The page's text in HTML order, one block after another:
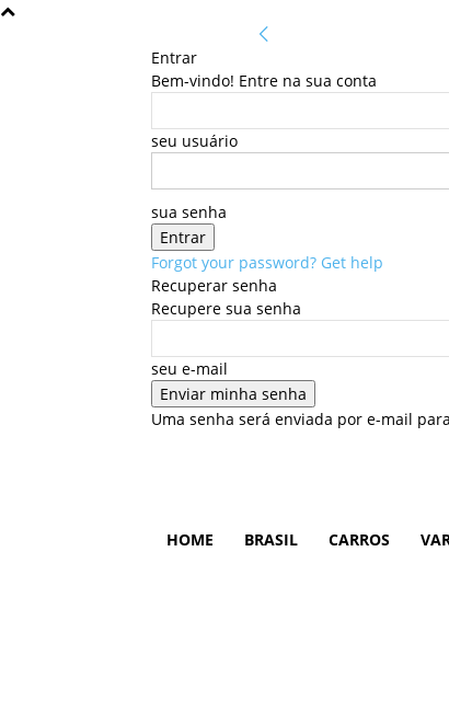
Entrar
Bem-vindo! Entre na sua conta
seu usuário
sua senha
Forgot your password? Get help
Recuperar senha
Recupere sua senha
seu e-mail
Uma senha será enviada por e-mail
HOME
BRASIL CARROS